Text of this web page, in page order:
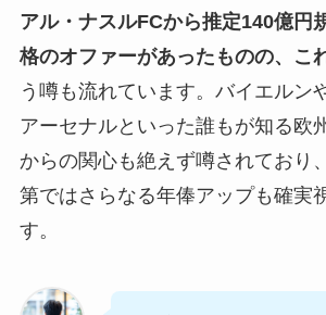
アル・ナスルFCから推定140億円
格のオファーがあったものの、こ
う噂も流れています。バイエルン
アーセナルといった誰もが知る欧
からの関心も絶えず噂されており
第ではさらなる年俸アップも確実
す。